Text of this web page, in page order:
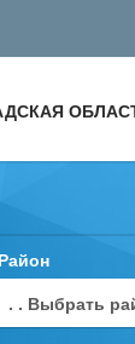
Район
. . Выбрать